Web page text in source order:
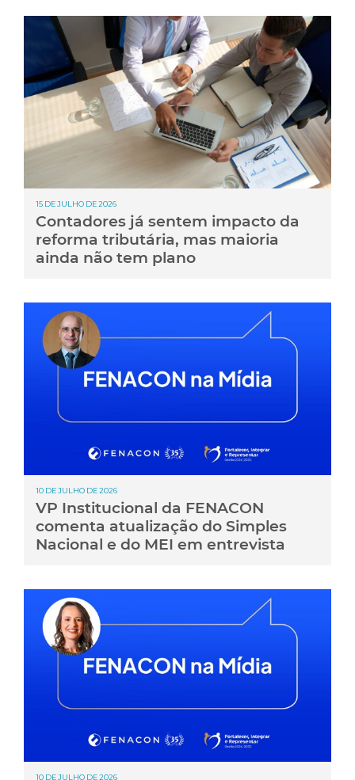
15 DE JULHO DE 2026
Contadores já sentem impacto da
reforma tributária, mas maioria
ainda não tem plano
10 DE JULHO DE 2026
VP Institucional da FENACON
comenta atualização do Simples
Nacional e do MEI em entrevista
10 DE JULHO DE 2026